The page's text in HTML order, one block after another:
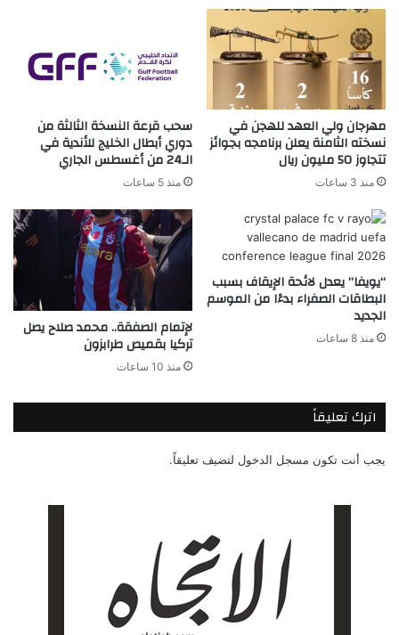
مهرجان ولي العهد للهجن في
نسخته الثامنة يعلن برنامجه بجوائز
تتجاوز 50 مليون ريال
منذ 3 ساعات
سحب قرعة النسخة الثالثة من
دوري أبطال الخليج للأندية في
الـ24 من أغسطس الجاري
منذ 5 ساعات
“يويفا” يعدل لائحة الإيقاف بسبب
البطاقات الصفراء بدءًا من الموسم
الجديد
منذ 8 ساعات لإتمام الصفقة.. محمد صلاح يصل
تركيا بقميص طرابزون
منذ 10 ساعات
اترك تعليقاً
يجب أنت تكون مسجل الدخول لتضيف تعليقاً.